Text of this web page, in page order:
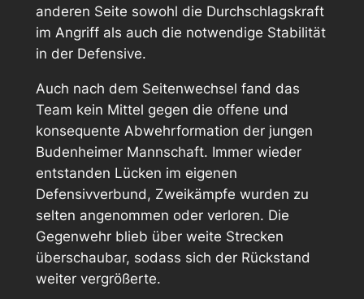
anderen Seite sowohl die Durchschlagskraft
im Angriff als auch die notwendige Stabilität
in der Defensive.
Auch nach dem Seitenwechsel fand das
Team kein Mittel gegen die offene und
konsequente Abwehrformation der jungen
Budenheimer Mannschaft. Immer wieder
entstanden Lücken im eigenen
Defensivverbund, Zweikämpfe wurden zu
selten angenommen oder verloren. Die
Gegenwehr blieb über weite Strecken
überschaubar, sodass sich der Rückstand
weiter vergrößerte.